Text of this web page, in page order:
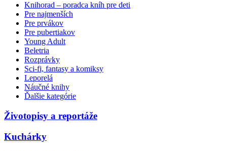
Knihorad – poradca kníh pre deti
Pre najmenších
Pre prvákov
Pre pubertiakov
Young Adult
Beletria
Rozprávky
Sci-fi, fantasy a komiksy
Leporelá
Náučné knihy
Ďalšie kategórie
Životopisy a reportáže
Kuchárky